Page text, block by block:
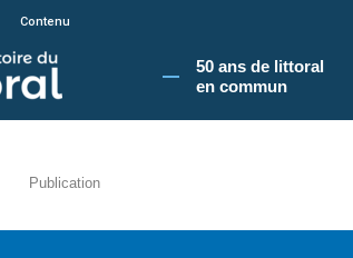
En poursuivant votre navigation sur le site du
Contenu
50 ans de littoral
en commun​
Publication